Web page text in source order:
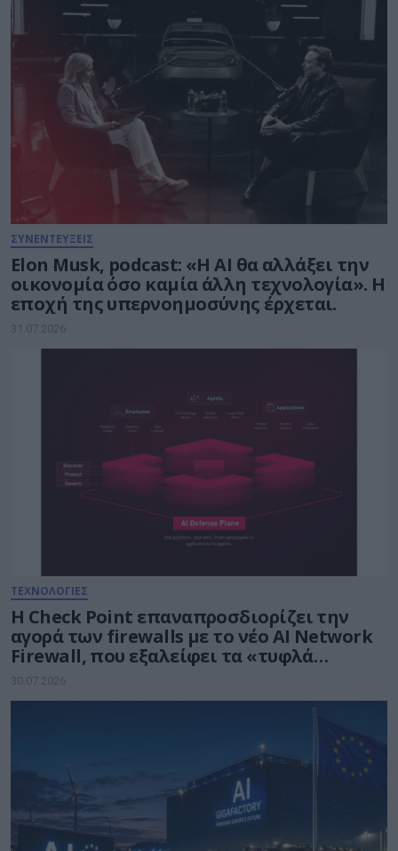
ΣΥΝΕΝΤΕΥΞΕΙΣ
Elon Musk, podcast: «Η AI θα αλλάξει την
οικονομία όσο καμία άλλη τεχνολογία». Η
εποχή της υπερνοημοσύνης έρχεται.
31.07.2026
ΤΕΧΝΟΛΟΓΙΕΣ
Η Check Point επαναπροσδιορίζει την
αγορά των firewalls με το νέο AI Network
Firewall, που εξαλείφει τα «τυφλά
σημεία» της Τεχνητής Νοημοσύνης σε
κάθε δίκτυο
30.07.2026